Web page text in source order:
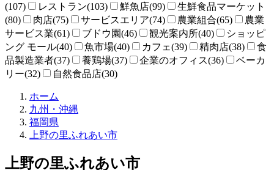
(107)
レストラン(103) 鮮魚店(99)
生鮮食品マーケット
(80)
肉店(75) サービスエリア(74) 農業組合(65)
農業
サービス業(61)
ブドウ園(46) 観光案内所(40)
ショッピ
ング モール(40)
魚市場(40) カフェ(39) 精肉店(38)
食
品製造業者(37)
養鶏場(37) 企業のオフィス(36)
ベーカ
リー(32)
自然食品店(30)
ホーム
売
ね
と
九州・沖縄
福岡県
上野の里ふれあい市
上野の里ふれあい市